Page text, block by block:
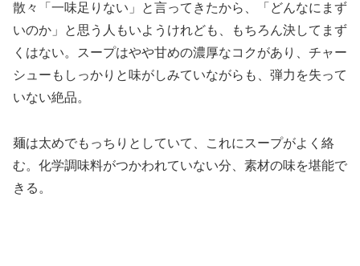
散々「一味足りない」と言ってきたから、「どんなにまず
いのか」と思う人もいようけれども、もちろん決してまず
くはない。スープはやや甘めの濃厚なコクがあり、チャー
シューもしっかりと味がしみていながらも、弾力を失って
いない絶品。
麺は太めでもっちりとしていて、これにスープがよく絡
む。化学調味料がつかわれていない分、素材の味を堪能で
きる。